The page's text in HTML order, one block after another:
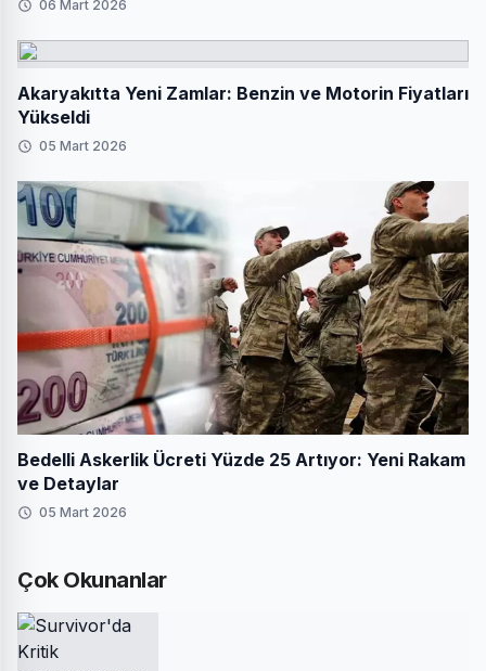
06 Mart 2026
Akaryakıtta Yeni Zamlar: Benzin ve Motorin Fiyatları
Yükseldi
05 Mart 2026
Bedelli Askerlik Ücreti Yüzde 25 Artıyor: Yeni Rakam
ve Detaylar
05 Mart 2026
Çok Okunanlar